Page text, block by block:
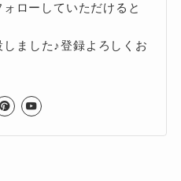
ローしていただけると
ました♪登録よろしくお